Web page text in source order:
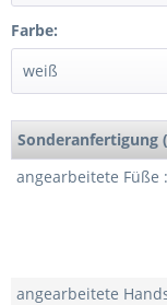
Farbe:
Sonderanfertigung
angearbeitete Füße :
angearbeitete